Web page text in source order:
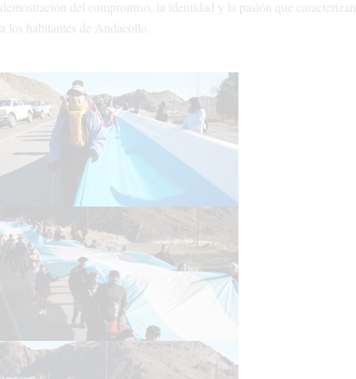
demostración del compromiso, la identidad y la pasión que caracterizan
a los habitantes de Andacollo.